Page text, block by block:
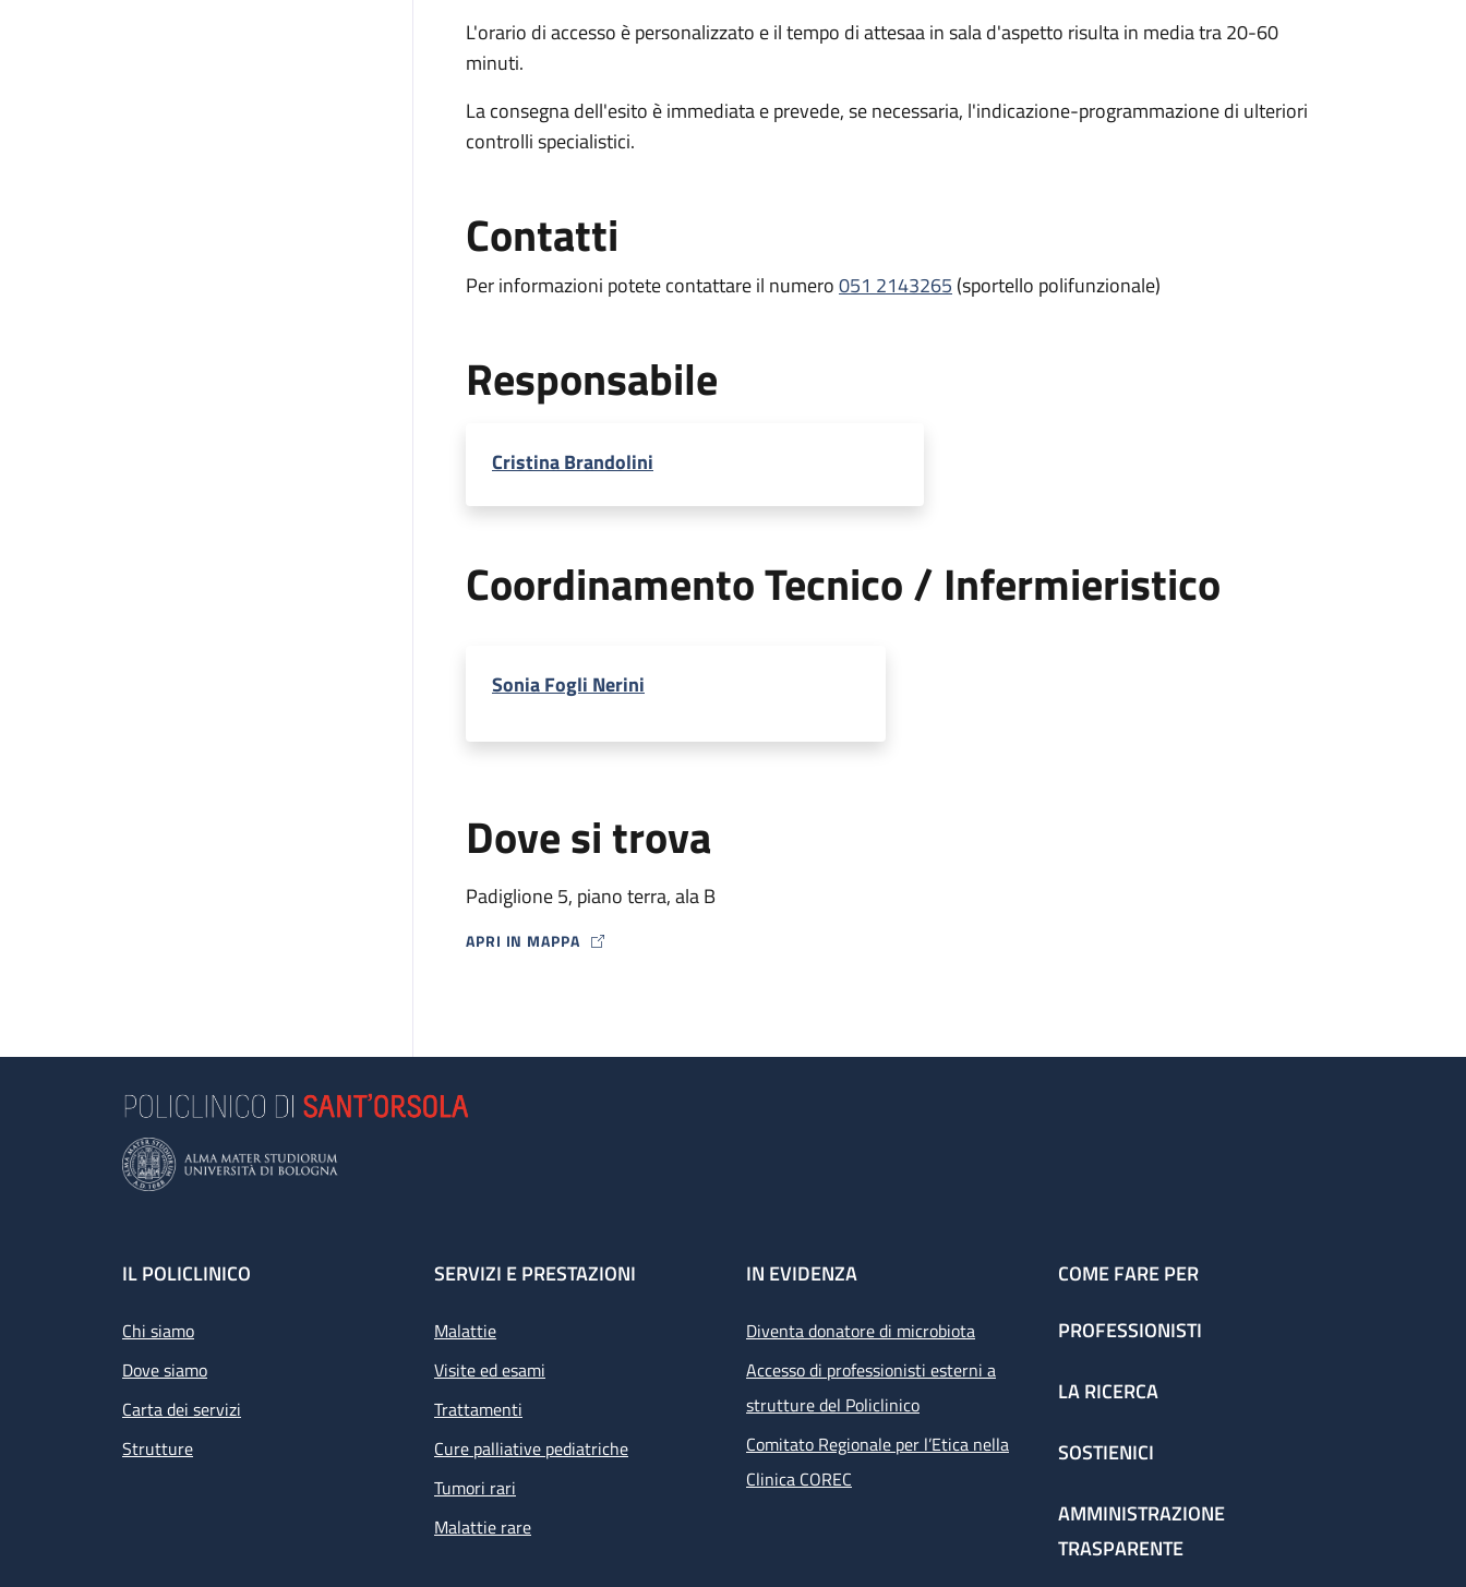
L'orario di accesso è personalizzato e il tempo di attesaa in sala d'aspetto risulta in media tra 20-60
minuti.
La consegna dell'esito è immediata e prevede, se necessaria, l'indicazione-programmazione di ulteriori
controlli specialistici.
Contatti
Per informazioni potete contattare il numero051 2143265 (sportello polifunzionale)
Responsabile
Cristina Brandolini
Coordinamento Tecnico / Infermieristico
Sonia Fogli Nerini
Dove si trova
Padiglione 5, piano terra, ala B
APRI IN MAPPA
MAP ICON
Footer
IL POLICLINICO
Chi siamo
Dove siamo
Carta dei servizi
Strutture
SERVIZI E PRESTAZIONI
Malattie
Visite ed esami
Trattamenti
Cure palliative pediatriche
Tumori rari
Malattie rare
IN EVIDENZA
Diventa donatore di microbiota
Accesso di professionisti esterni a
strutture del Policlinico
Comitato Regionale per l’Etica nella
Clinica COREC
COME FARE PER
PROFESSIONISTI
LA RICERCA
SOSTIENICI
AMMINISTRAZIONE
TRASPARENTE